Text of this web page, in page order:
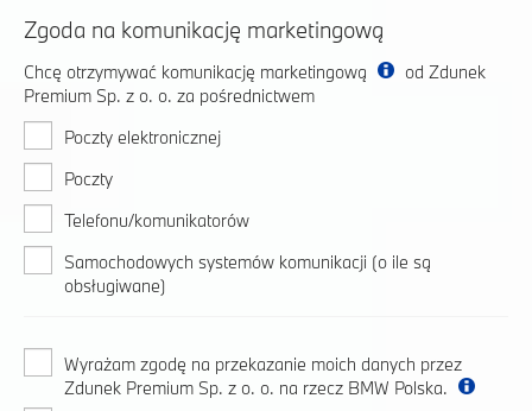
Zgoda na komunikację marketingową
Chcę otrzymywać komunikację marketingową
od Zdunek
Premium Sp. z o. o. za pośrednictwem
Poczty elektronicznej
Poczty
Telefonu/komunikatorów
Samochodowych systemów komunikacji (o ile są
obsługiwane)
Wyrażam zgodę na przekazanie moich danych przez
Zdunek Premium Sp. z o. o. na rzecz BMW Polska.